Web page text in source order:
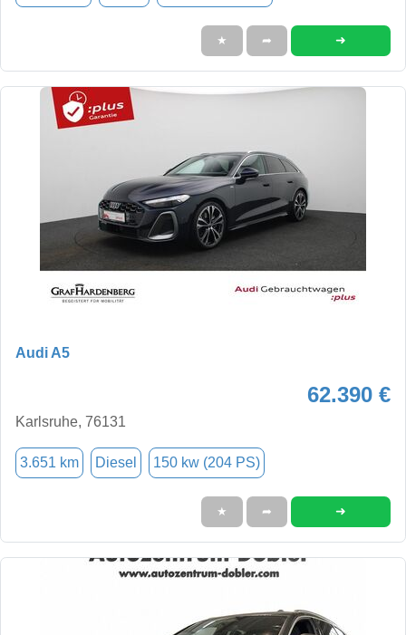
★ ➦ ➜
Audi A5
62.390 €
Karlsruhe, 76131
3.651 km Diesel 150 kw (204 PS)
★ ➦ ➜